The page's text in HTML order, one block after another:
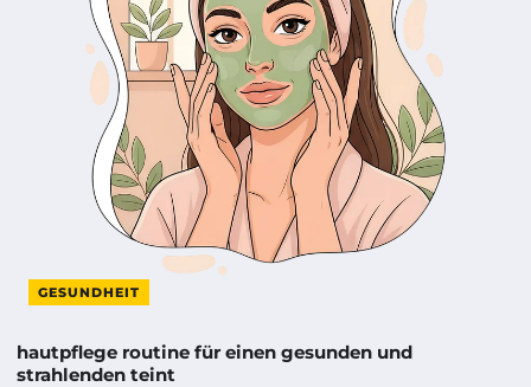
GESUNDHEIT
hautpflege routine für einen gesunden und
strahlenden teint